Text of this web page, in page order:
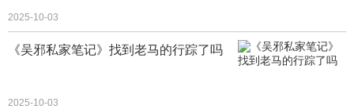
2025-10-03
《吴邪私家笔记》找到老马的行踪了吗
2025-10-03